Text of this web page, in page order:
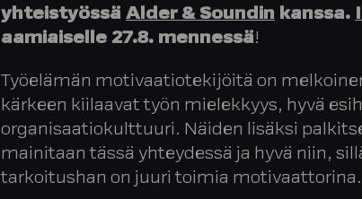
yhteistyössä Alder & Soundin kanssa.
aamiaiselle 27.8. mennessä!
Työelämän motivaatiotekijöitä on
kärkeen kiilaavat työn mielekkyys, hyvä
organisaatiokulttuuri. Näiden lisäksi
mainitaan tässä yhteydessä ja hyvä niin,
tarkoitushan on juuri toimia motivaattorina.